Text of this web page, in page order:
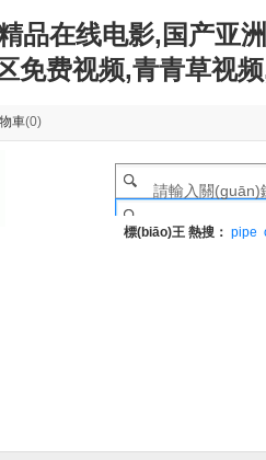
品在线电影,国产亚
免费视频,青青草视
車(0)
標(biāo)王 熱搜： pipe